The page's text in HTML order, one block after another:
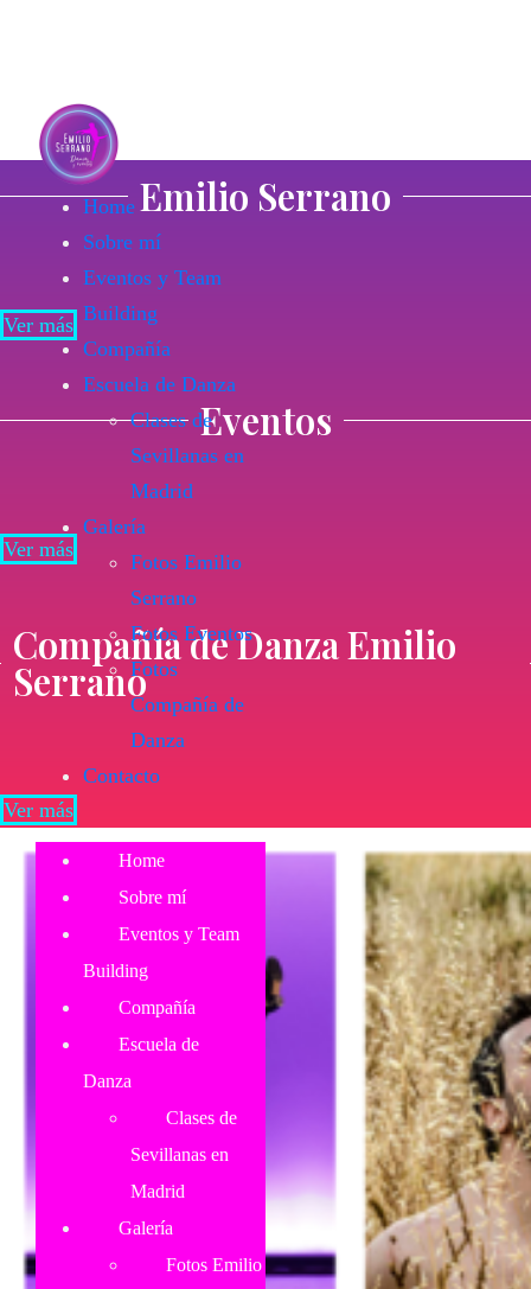
Home
Sobre mí
Eventos y Team
Building
Compañía
Escuela de Danza
Clases de
Sevillanas en
Madrid
Galería
Fotos Emilio
Serrano
Fotos Eventos
Fotos
Compañía de
Danza
Contacto
Home
Sobre mí
Eventos y Team
Building
Compañía
Escuela de
Danza
Clases de
Sevillanas en
Madrid
Galería
Fotos Emilio
Emilio Serrano
Ver más
Eventos
Ver más
Compañía de Danza Emilio
Serrano
Ver más